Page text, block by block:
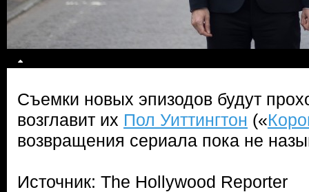
Съемки новых эпизодов будут
возглавит их Пол Уиттингтон («
возвращения сериала пока не
Источник: The Hollywood Reporter